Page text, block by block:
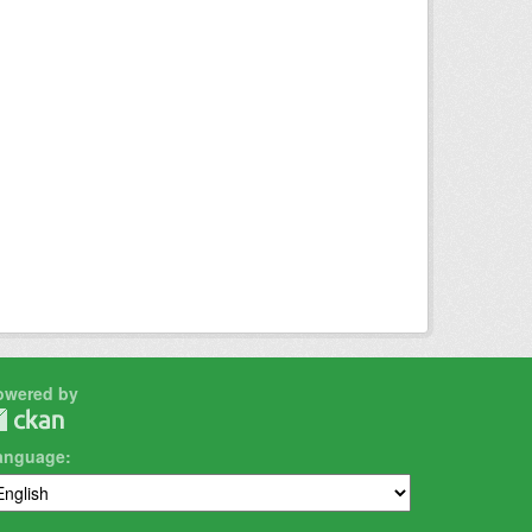
by